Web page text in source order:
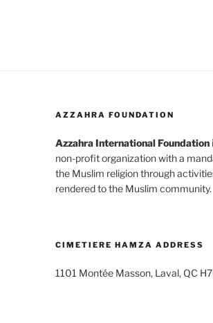
AZZAHRA FOUNDATION
Azzahra International Foundation
non-profit organization with a
the Muslim religion through
rendered to the Muslim community.
CIMETIERE HAMZA ADDRESS
1101 Montée Masson, Laval, QC